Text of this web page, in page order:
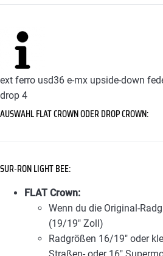
ext ferro usd36 e-mx upside-down
drop 4
AUSWAHL FLAT CROWN ODER DROP CROWN:
SUR-RON LIGHT BEE:
FLAT Crown:
Wenn du die Original-
(19/19″ Zoll)
Radgrößen 16/19″ oder